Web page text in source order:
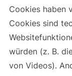
Cookies haben
Cookies sind
würden (z. B.
von Videos).